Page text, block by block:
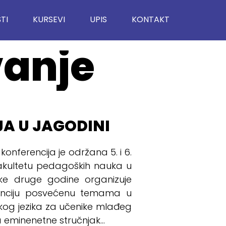
KURSEVI UPIS KONTAKT
U JAGODINI
je održana 5. i 6.
pedagoških nauka u
druge godine organizuje
posvećenu temama u
jezika za učenike mlađeg
stručnjak...